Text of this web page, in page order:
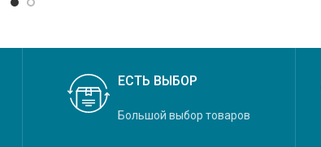
ЕСТЬ ВЫБОР
Большой выбор товаров